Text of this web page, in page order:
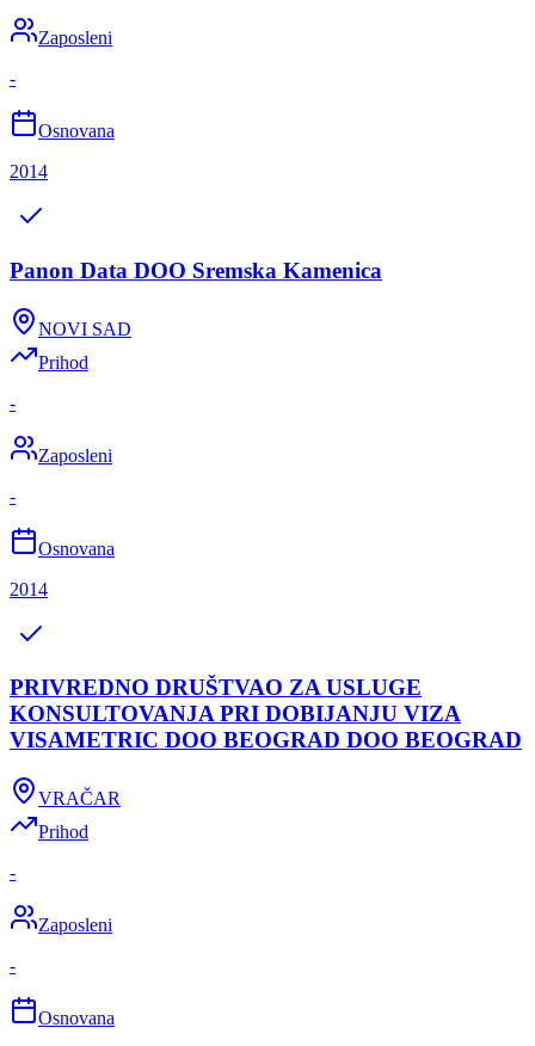
Zaposleni
-
Osnovana
2014
Panon Data DOO Sremska Kamenica
NOVI SAD
Prihod
-
Zaposleni
-
Osnovana
2014
PRIVREDNO DRUŠTVAO ZA USLUGE
KONSULTOVANJA PRI DOBIJANJU VIZA
VISAMETRIC DOO BEOGRAD DOO BEOGRAD
VRAČAR
Prihod
-
Zaposleni
-
Osnovana